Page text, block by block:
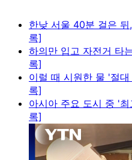
한낮 서울 40분 걸은
록]
하의만 입고 자전거 타
록]
이럴 때 시원한 물 '절
록]
아시아 주요 도시 중 '
록]